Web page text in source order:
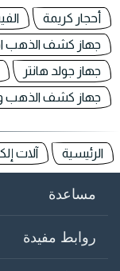
أحجار كريمة
جهاز كشف الذهب ام
جهاز جولد هانتر
جهاز كشف الذهب
الرئيسية آلات
مساعدة
روابط مفيدة